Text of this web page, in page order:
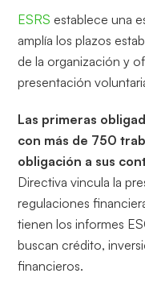
ESRS establece una
amplía los plazos
de la organización y
presentación
Las primeras
con más de 750
obligación a sus
Directiva vincula la
regulaciones
tienen los informes
buscan crédito,
financieros.